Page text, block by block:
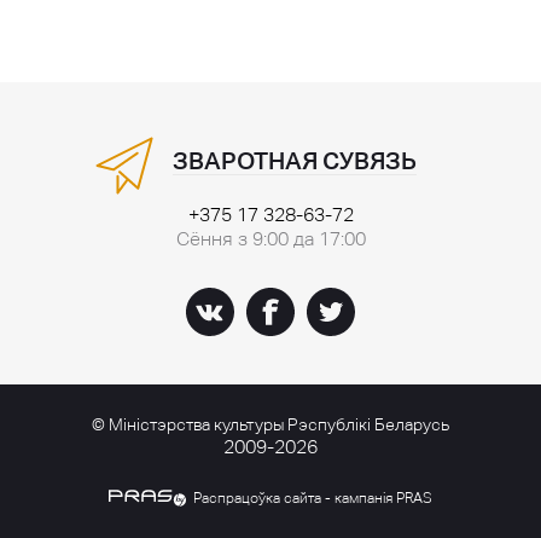
ЗВАРОТНАЯ СУВЯЗЬ
+375 17 328-63-72
Сёння з 9:00 да 17:00
© Міністэрства культуры Рэспублікі Беларусь
2009-2026
Распрацоўка сайта - кампанія PRAS